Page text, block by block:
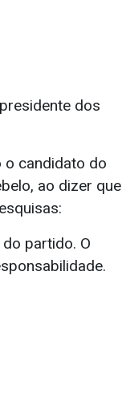
dos
o candidato do
ao dizer que
partido. O